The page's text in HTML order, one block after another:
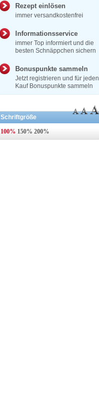
Rezept einlösen
immer versandkostenfrei
Informationsservice
immer Top informiert und die
besten Schnäppchen sichern
Bonuspunkte sammeln
Jetzt registrieren und für jeden
Kauf Bonuspunkte sammeln
Schriftgröße